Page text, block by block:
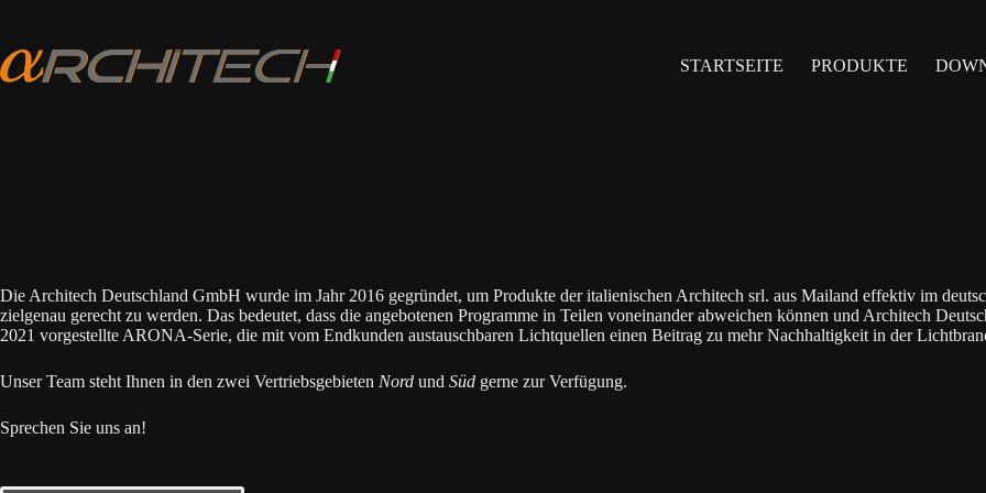
springen
STARTSEITE
PRODUKTE
Die Architech Deutschland GmbH wurde im Jahr 2016 gegründet, um Produkte der italienischen Architech srl. aus Mailand effektiv im
zielgenau gerecht zu werden. Das bedeutet, dass die angebotenen Programme in Teilen voneinander abweichen können und Architech
2021 vorgestellte ARONA-Serie, die mit vom Endkunden austauschbaren Lichtquellen einen Beitrag zu mehr Nachhaltigkeit in der
Unser Team steht Ihnen in den zwei Vertriebsgebieten Nord und Süd gerne zur Verfügung.
Sprechen Sie uns an!